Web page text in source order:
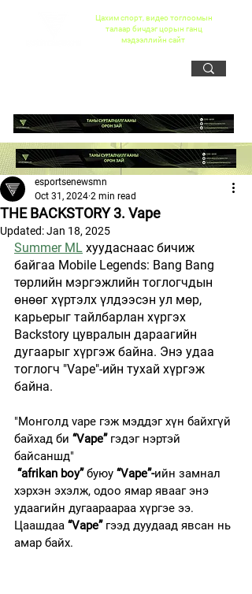
Цахим спорт, видео тоглоомын
талаар бичдэг цорын ганц
мэдээллийн сайт
THE BACKSTORY 3. Vape
esportsenewsmn
Oct 31, 2024 2 min read
Updated:Jan 18, 2025
Summer ML хуудаснаас бичиж
байгаа Mobile Legends: Bang Bang
төрлийн мэргэжлийн тоглогчдын
өнөөг хүртэлх үлдээсэн ул мөр,
карьерыг тайлбарлан хүргэх
Backstory цувралын дараагийн
дугаарыг хүргэж байна. Энэ удаа
тоглогч "Vape"-ийн тухай хүргэж
байна.
"Монголд vape гэж мэддэг хүн байхгүй
байхад би “Vape” гэдэг нэртэй
байсаншд"
“afrikan bоу” буюу “Vape”-ийн замнал
хэрхэн эхэлж, одоо ямар явааг энэ
удаагийн дугаараараа хүргэе ээ.
Цаашдаа “Vape” гээд дуудаад явсан нь
амар байх.